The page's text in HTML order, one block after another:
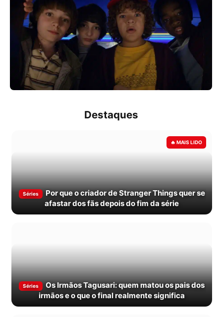
Destaques
Séries
Por que o criador de Stranger Things quer se
afastar dos fãs depois do fim da série
Séries
Os Irmãos Tagusari: quem matou os pais dos
irmãos e o que o final realmente significa